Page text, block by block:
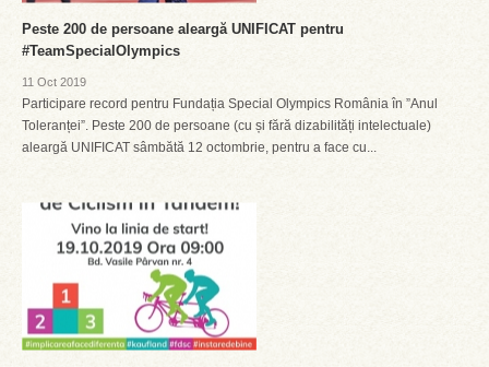
Peste 200 de persoane aleargă UNIFICAT pentru
#TeamSpecialOlympics
11 Oct 2019
Participare record pentru Fundația Special Olympics România în ”Anul
Toleranței”. Peste 200 de persoane (cu și fără dizabilități intelectuale)
aleargă UNIFICAT sâmbătă 12 octombrie, pentru a face cu...